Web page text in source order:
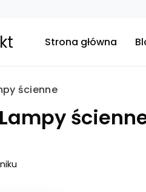
Strona główna
ścienne
Lampy